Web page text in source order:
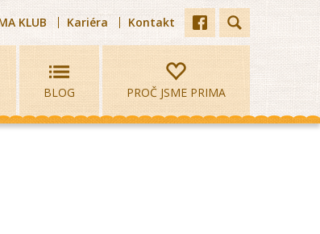
BLOG PROČ JSME PRIMA
KLUB Kariéra Kontakt